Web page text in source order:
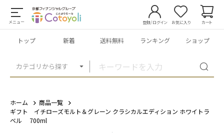
メニュー
カテゴリから探す
登録/ログイン お気に入り カート
トップ 新着 送料無料 ランキング ショップ
ホーム
商品一覧
ギフト イチローズモルト＆グレーン クラシカルエディション ホワイトラ
ベル 700ml